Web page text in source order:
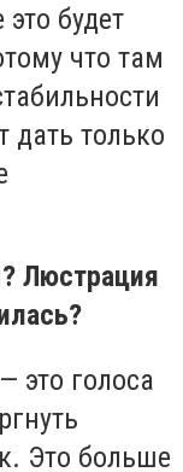
будет
что там
дать только
Люстрация
это голоса
Это больше